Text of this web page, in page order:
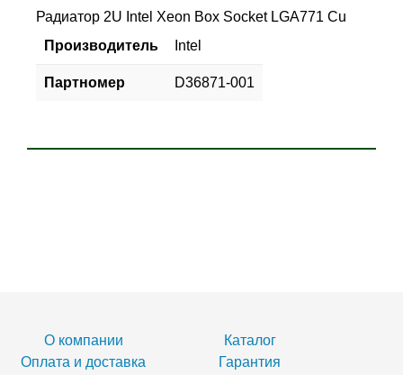
Радиатор 2U Intel Xeon Box Socket LGA771 Cu
Производитель
Intel
Партномер D36871-001
О компании
Каталог
Оплата и доставка
Гарантия